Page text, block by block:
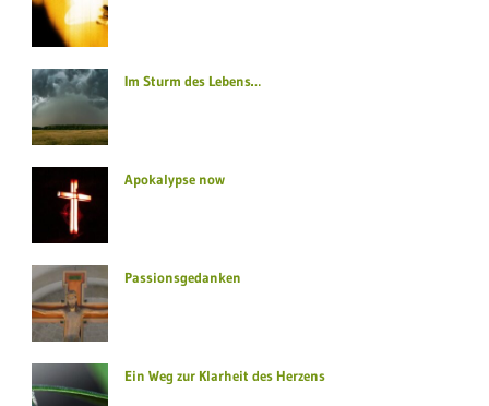
Im Sturm des Lebens…
Apokalypse now
Passionsgedanken
Ein Weg zur Klarheit des Herzens